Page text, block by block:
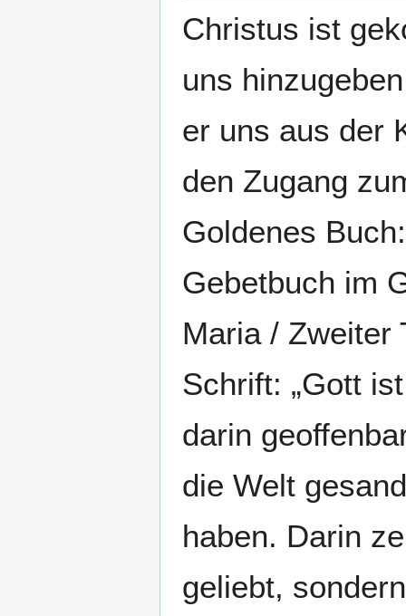
Christus ist
uns
er uns aus der
den Zugang
Goldenes
Gebetbuch im
Maria / Zweiter
Schrift: „Gott
darin
die Welt
haben. Darin
geliebt,